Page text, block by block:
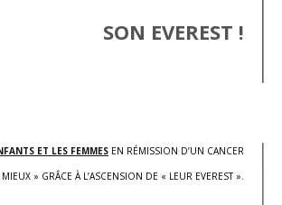
SON EVEREST !
ET LES FEMMES EN RÉMISSION D’UN CANCER
» GRÂCE À L’ASCENSION DE « LEUR EVEREST ».